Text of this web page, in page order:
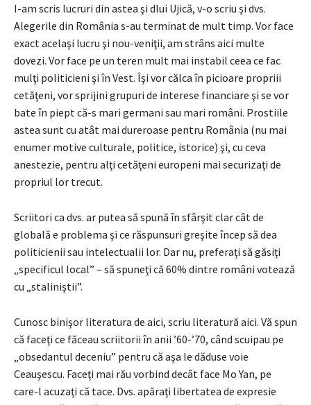
I-am scris lucruri din astea şi dlui Ujică, v-o scriu şi dvs.
Alegerile din România s-au terminat de mult timp. Vor face
exact acelaşi lucru şi nou-veniţii, am strâns aici multe
dovezi. Vor face pe un teren mult mai instabil ceea ce fac
mulţi politicieni şi în Vest. Îşi vor călca în picioare propriii
cetăţeni, vor sprijini grupuri de interese financiare şi se vor
bate în piept că-s mari germani sau mari români. Prostiile
astea sunt cu atât mai dureroase pentru România (nu mai
enumer motive culturale, politice, istorice) şi, cu ceva
anestezie, pentru alţi cetăţeni europeni mai securizaţi de
propriul lor trecut.
Scriitori ca dvs. ar putea să spună în sfârşit clar cât de
globală e problema şi ce răspunsuri greşite încep să dea
politicienii sau intelectualii lor. Dar nu, preferaţi să găsiţi
„specificul local” – să spuneţi că 60% dintre români votează
cu „staliniştii”.
Cunosc binişor literatura de aici, scriu literatură aici. Vă spun
că faceţi ce făceau scriitorii în anii ’60-’70, când scuipau pe
„obsedantul deceniu” pentru că aşa le dăduse voie
Ceauşescu. Faceţi mai rău vorbind decât face Mo Yan, pe
care-l acuzaţi că tace. Dvs. apăraţi libertatea de expresie